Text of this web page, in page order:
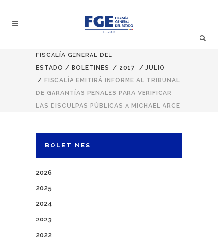
FISCALÍA GENERAL DEL
ESTADO / BOLETINES / 2017 / JULIO
/ FISCALÍA EMITIRÁ INFORME AL TRIBUNAL
DE GARANTÍAS PENALES PARA VERIFICAR
LAS DISCULPAS PÚBLICAS A MICHAEL ARCE
BOLETINES
2026
2025
2024
2023
2022